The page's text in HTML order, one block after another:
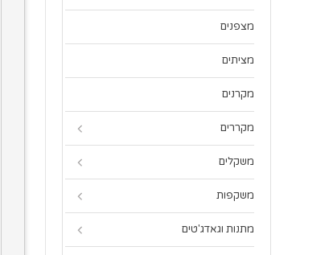
מצפנים
מציתים
מקרנים
מקררים
משקלים
משקפות
מתנות וגאדג'טים